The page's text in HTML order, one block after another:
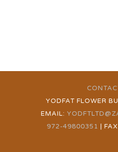
YODFAT FLOWER
EMAIL:
972-49800351 |